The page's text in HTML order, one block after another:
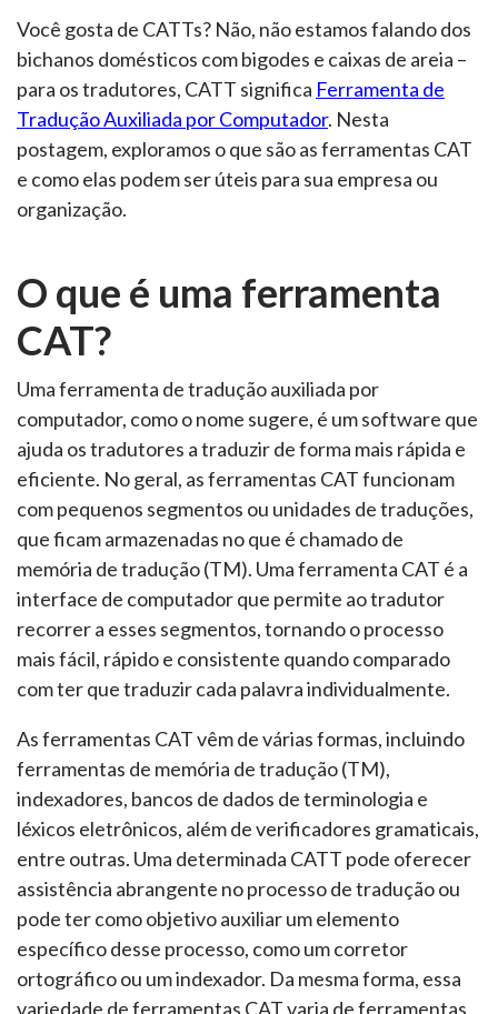
Você gosta de CATTs? Não, não estamos falando dos
bichanos domésticos com bigodes e caixas de areia –
para os tradutores, CATT significa Ferramenta de
Tradução Auxiliada por Computador. Nesta
postagem, exploramos o que são as ferramentas CAT
e como elas podem ser úteis para sua empresa ou
organização.
O que é uma ferramenta
CAT?
Uma ferramenta de tradução auxiliada por
computador, como o nome sugere, é um software que
ajuda os tradutores a traduzir de forma mais rápida e
eficiente. No geral, as ferramentas CAT funcionam
com pequenos segmentos ou unidades de traduções,
que ficam armazenadas no que é chamado de
memória de tradução (TM). Uma ferramenta CAT é a
interface de computador que permite ao tradutor
recorrer a esses segmentos, tornando o processo
mais fácil, rápido e consistente quando comparado
com ter que traduzir cada palavra individualmente.
As ferramentas CAT vêm de várias formas, incluindo
ferramentas de memória de tradução (TM),
indexadores, bancos de dados de terminologia e
léxicos eletrônicos, além de verificadores gramaticais,
entre outras. Uma determinada CATT pode oferecer
assistência abrangente no processo de tradução ou
pode ter como objetivo auxiliar um elemento
específico desse processo, como um corretor
ortográfico ou um indexador. Da mesma forma, essa
variedade de ferramentas CAT varia de ferramentas